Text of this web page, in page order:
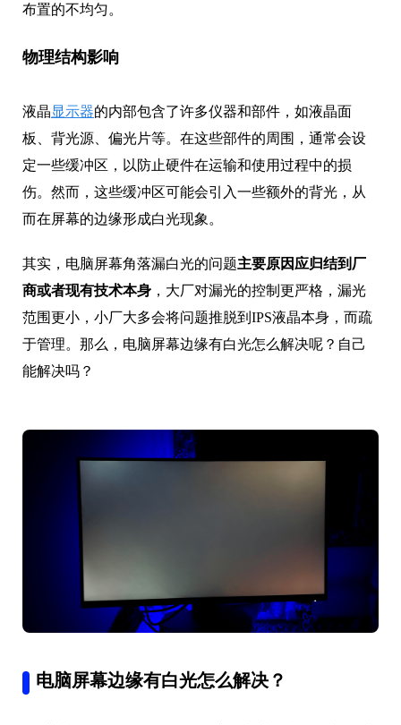
布置的不均匀。
物理结构影响
液晶显示器的内部包含了许多仪器和部件，如液晶面
板、背光源、偏光片等。在这些部件的周围，通常会设
定一些缓冲区，以防止硬件在运输和使用过程中的损
伤。然而，这些缓冲区可能会引入一些额外的背光，从
而在屏幕的边缘形成白光现象。
其实，电脑屏幕角落漏白光的问题主要原因应归结到厂
商或者现有技术本身 ，大厂对漏光的控制更严格，漏光
范围更小，小厂大多会将问题推脱到IPS液晶本身，而疏
于管理。那么，电脑屏幕边缘有白光怎么解决呢？自己
能解决吗？
电脑屏幕边缘有白光怎么解决？